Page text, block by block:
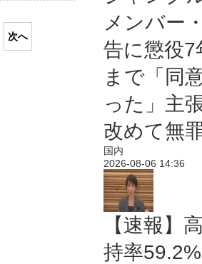
次へ
メンバー
告に懲役
まで「同
った」主
改めて無
国内
2026-08-06 14:36
【速報】
持率